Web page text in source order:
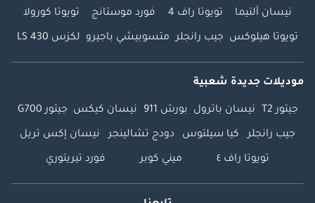
نيسان ألتيما تويوتا راف 4 فورد موستانج تويوتا كورولا
تويوتا هيلوكس جيب رانجلر متسوبيشي باجيرو لكزس LS 430
موديلات جديدة شعبية
جيتور T2 نيسان باترول بورش 911 نيسان كيكس جيتور G700
جيب رانجلر كيا سيلتوس دودج تشالينجر نيسان إكس تريل
تويوتا راف ٤ ميني كوبر فورد تيريتوري